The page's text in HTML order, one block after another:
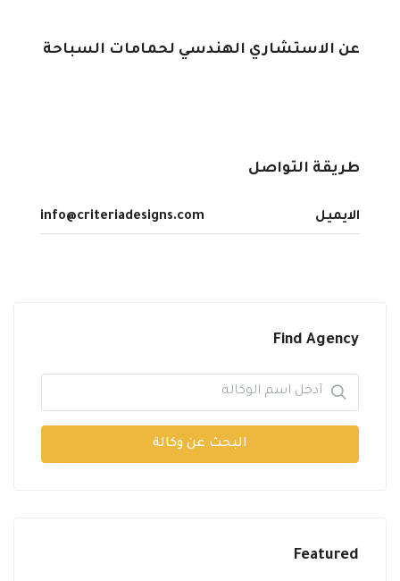
عن الاستشاري الهندسي لحمامات السباحة
طريقة التواصل
الايميل info@criteriadesigns.com
Find Agency
البحث عن وكالة
Featured